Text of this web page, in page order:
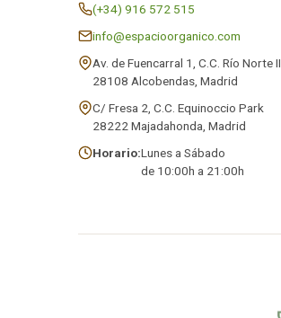
(+34) 916 572 515
info@espacioorganico.com
Av. de Fuencarral 1, C.C. Río Norte II
28108 Alcobendas, Madrid
C/ Fresa 2, C.C. Equinoccio Park
28222 Majadahonda, Madrid
Horario:Lunes a Sábado
de 10:00h a 21:00h